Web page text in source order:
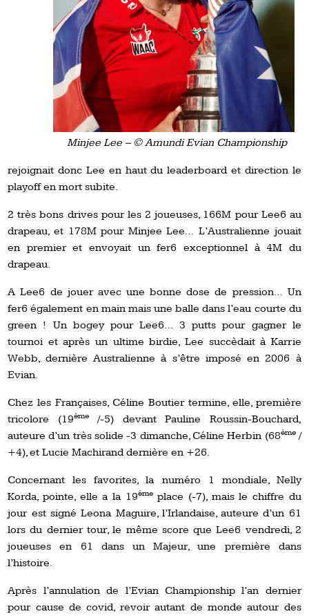
Minjee Lee – © Amundi Evian Championship
rejoignait donc Lee en haut du leaderboard et direction le
playoff en mort subite.
2 très bons drives pour les 2 joueuses, 166M pour Lee6 au
drapeau, et 178M pour Minjee Lee… L’Australienne jouait
en premier et envoyait un fer6 exceptionnel à 4M du
drapeau.
A Lee6 de jouer avec une bonne dose de pression… Un
fer6 également en main mais une balle dans l’eau courte du
green ! Un bogey pour Lee6… 3 putts pour gagner le
tournoi et après un ultime birdie, Lee succèdait à Karrie
Webb, dernière Australienne à s’être imposé en 2006 à
Evian.
Chez les Françaises, Céline Boutier termine, elle, première
tricolore (19ème/-5) devant Pauline Roussin-Bouchard,
auteure d’un très solide -3 dimanche, Céline Herbin (68ème/
+4), et Lucie Machirand dernière en +26.
Concernant les favorites, la numéro 1 mondiale, Nelly
Korda, pointe, elle a la 19èmeplace (-7), mais le chiffre du
jour est signé Leona Maguire, l’Irlandaise, auteure d’un 61
lors du dernier tour, le même score que Lee6 vendredi, 2
joueuses en 61 dans un Majeur, une première dans
l’histoire.
Après l’annulation de l’Evian Championship l’an dernier
pour cause de covid, revoir autant de monde autour des